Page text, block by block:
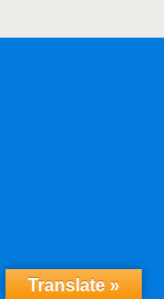
Translate »